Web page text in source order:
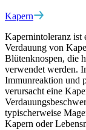
Kapern
Kapernintoleranz ist
Verdauung von
Blütenknospen, die
verwendet werden.
Immunreaktion und
verursacht eine
typischerweise
Kapern oder